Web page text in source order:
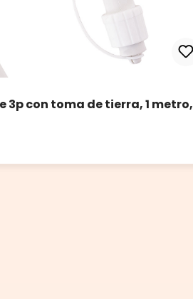
3p con toma de tierra, 1 metro,